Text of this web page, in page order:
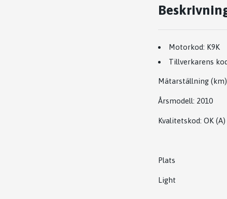
Motorkod: K9K
Tillverkarens
Mätarställning (km)
Årsmodell: 2010
Kvalitetskod: OK (A)
Plats
Light